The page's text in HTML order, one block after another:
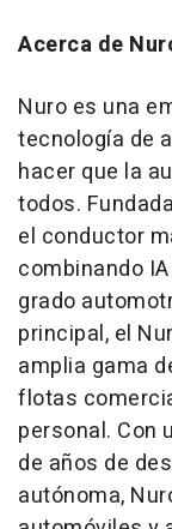
Acerca de
Nuro es una
tecnología de
hacer que la
todos.
el conductor
combinando
grado
principal, el
amplia gama
flotas
personal. Con
de años de
autónoma,